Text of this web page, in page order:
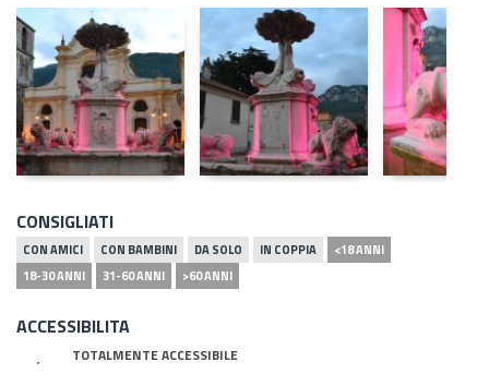
CONSIGLIATI
CON AMICI CON BAMBINI DA SOLO IN COPPIA
<18 ANNI
18-30 ANNI
31-60 ANNI >60 ANNI
ACCESSIBILITA
TOTALMENTE ACCESSIBILE